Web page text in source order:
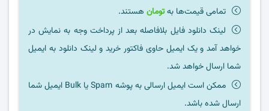
تمامی قیمت‌ها بهتومان هستند.
لینک دانلود فایل بلافاصله بعد از پرداخت وجه به نمایش در
خواهد آمد و یک ایمیل حاوی فاکتور خرید و لینک دانلود به ایمیل
شما ارسال خواهد شد.
ممکن است ایمیل ارسالی به پوشه Spam یا Bulk ایمیل شما
ارسال شده باشد.